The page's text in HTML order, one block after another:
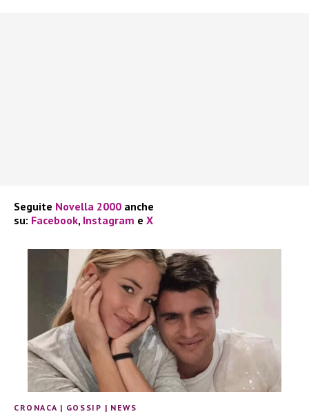
Seguite Novella 2000 anche
su: Facebook, Instagram e X
CRONACA | GOSSIP | NEWS